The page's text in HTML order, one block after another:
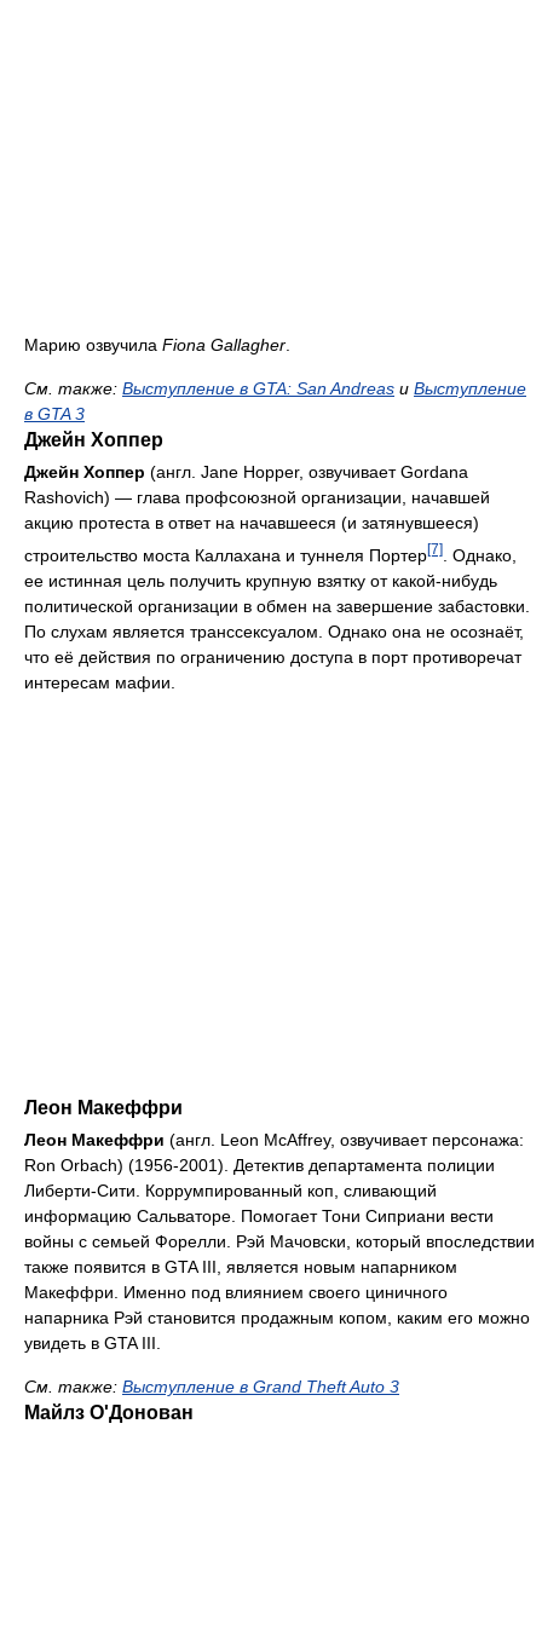
Maрию oзвyчила Fiona Gallagher
См. тaкже: Выступление в GTA: San Andreas и Выступление
в GTA 3
Джейн Хоппер
Джейн Хоппер (англ. Jane Hopper, озвучивает Gordana
Rashovich) — глава профсоюзной организации, начавшей
акцию протеста в ответ на начавшееся (и затянувшееся)
строительство моста Каллахана и туннеля Портер[7]
. Однако,
ее истинная цель получить крупную взятку от какой-нибудь
политической организации в обмен на завершение забастовки.
По слухам является транссексуалом. Однако она не осознаёт,
что её действия по ограничению доступа в порт противоречат
интересам мафии.
Леон Макеффри
Леон Макеффри (англ. Leon McAffrey, озвучивает персонажа:
Ron Orbach) (1956-2001). Детектив департамента полиции
Либерти-Сити. Коррумпированный коп, сливающий
информацию Сальваторе. Помогает Тони Сиприани вести
войны с семьей Форелли. Рэй Мачовски, который впоследствии
также появится в GTA III, является новым напарником
Макеффри. Именно под влиянием своего циничного
напарника Рэй становится продажным копом, каким его можно
увидеть в GTA III.
См. тaкже: Выступление в Grand Theft Auto 3
Майлз О'Донован